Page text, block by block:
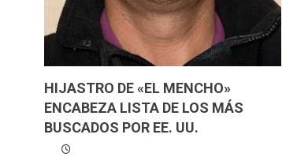
HIJASTRO DE «EL MENCHO»
ENCABEZA LISTA DE LOS MÁS
BUSCADOS POR EE. UU.